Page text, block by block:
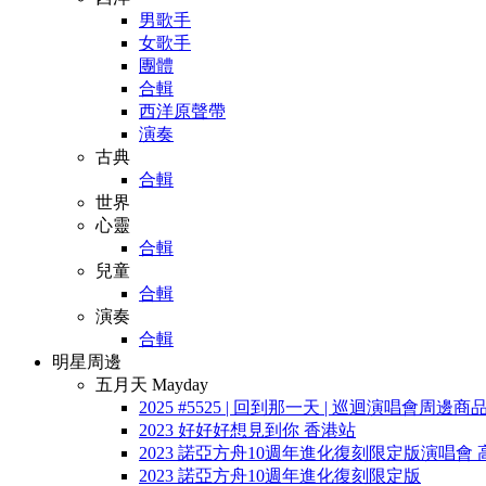
男歌手
女歌手
團體
合輯
西洋原聲帶
演奏
古典
合輯
世界
心靈
合輯
兒童
合輯
演奏
合輯
明星周邊
五月天 Mayday
2025 #5525 | 回到那一天 | 巡迴演唱會周邊商品
2023 好好好想見到你 香港站
2023 諾亞方舟10週年進化復刻限定版演唱會
2023 諾亞方舟10週年進化復刻限定版